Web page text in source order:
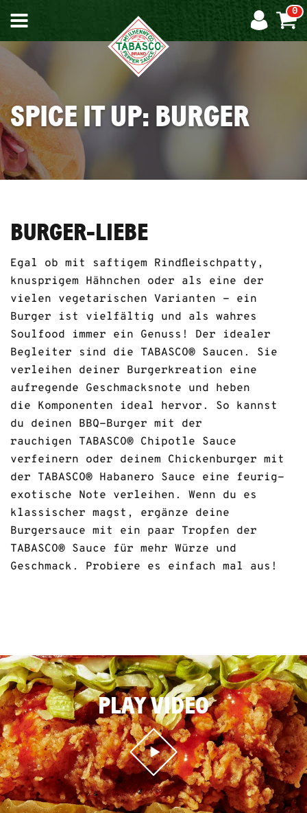
UNSERE
STORY
DIE
UNSERE
SAUCEN
REZEPTE
SHOP
0
SPICE IT UP: BURGER
BURGER-LIEBE
Egal ob mit saftigem Rindfleischpatty,
knusprigem Hähnchen oder als eine der
vielen vegetarischen Varianten - ein
Burger ist vielfältig und als wahres
Soulfood immer ein Genuss! Der idealer
Begleiter sind die TABASCO® Saucen. Sie
verleihen deiner Burgerkreation eine
aufregende Geschmacksnote und heben
die Komponenten ideal hervor. So kannst
du deinen BBQ-Burger mit der
rauchigen TABASCO® Chipotle Sauce
verfeinern oder deinem Chickenburger mit
der TABASCO® Habanero Sauce eine feurig-
exotische Note verleihen. Wenn du es
klassischer magst, ergänze deine
Burgersauce mit ein paar Tropfen der
TABASCO® Sauce für mehr Würze und
Geschmack. Probiere es einfach mal aus!
PLAY VIDEO